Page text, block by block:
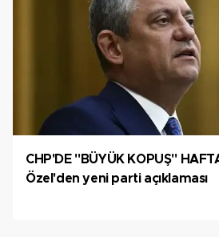
CHP'DE "BÜYÜK KOPUŞ"
Özel'den yeni parti açıklaması